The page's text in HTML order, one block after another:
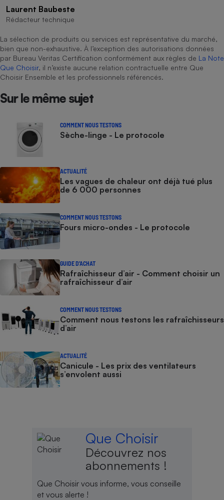
Laurent Baubeste
Rédacteur technique
La sélection de produits ou services est représentative du marché,
bien que non-exhaustive. À l’exception des autorisations données
par Bureau Veritas Certification conformément aux règles de La Note
Que Choisir, il n’existe aucune relation contractuelle entre Que
Choisir Ensemble et les professionnels référencés.
Sur le même sujet
COMMENT NOUS TESTONS
Sèche-linge - Le protocole
ACTUALITÉ
Les vagues de chaleur ont déjà tué plus
de 6 000 personnes
COMMENT NOUS TESTONS
Fours micro-ondes - Le protocole
GUIDE D'ACHAT
Rafraîchisseur d’air - Comment choisir un
rafraîchisseur d’air
COMMENT NOUS TESTONS
Comment nous testons les rafraîchisseurs
d’air
ACTUALITÉ
Canicule - Les prix des ventilateurs
s’envolent aussi
Que Choisir
Découvrez nos
abonnements !
Que Choisir vous informe, vous conseille
et vous alerte !